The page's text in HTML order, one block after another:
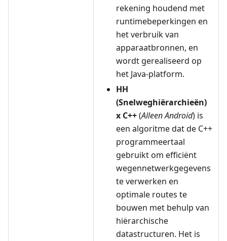
rekening houdend met
runtimebeperkingen en
het verbruik van
apparaatbronnen, en
wordt gerealiseerd op
het Java-platform.
HH
(Snelweghiërarchieën)
x C++(Alleen Android) is
een algoritme dat de C++
programmeertaal
gebruikt om efficiënt
wegennetwerkgegevens
te verwerken en
optimale routes te
bouwen met behulp van
hiërarchische
datastructuren. Het is